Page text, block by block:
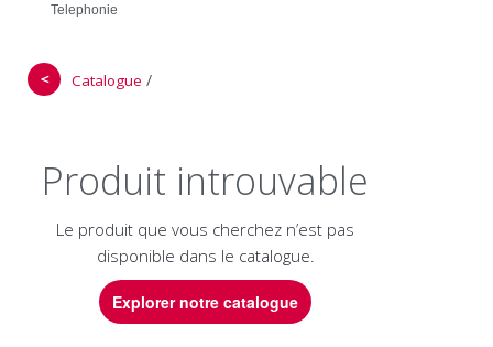
Telephonie
＜ Catalogue /
Produit introuvable
Le produit que vous cherchez n’est pas
disponible dans le catalogue.
Explorer notre catalogue